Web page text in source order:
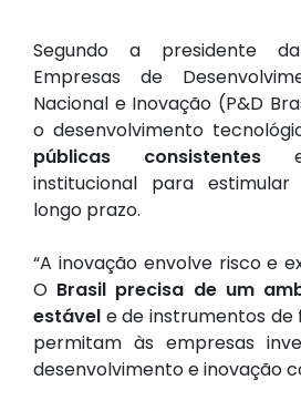
Segundo a presidente
Empresas de
Nacional e Inovação (P&D
o desenvolvimento
públicas consistentes e
institucional para estimular
longo prazo.
“A inovação envolve risco e
O Brasil precisa de um
estável e de instrumentos
permitam às empresas
desenvolvimento e inovação